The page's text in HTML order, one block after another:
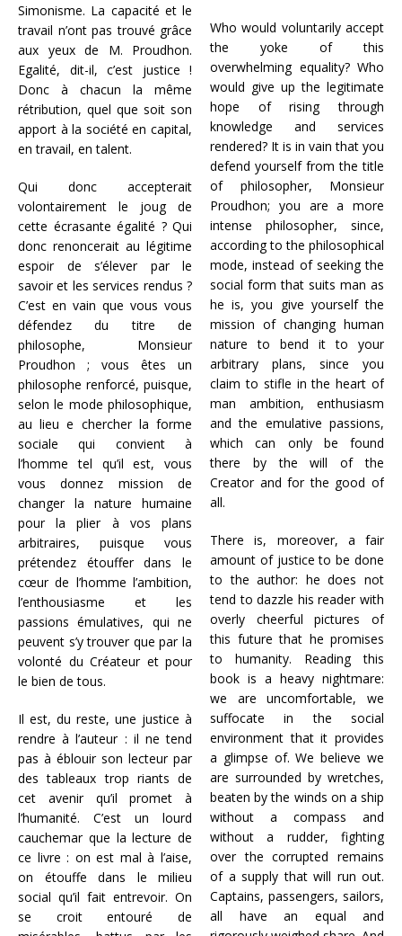
Simonisme. La capacité et le
travail n’ont pas trouvé grâce
aux yeux de M. Proudhon.
Egalité, dit-il, c’est justice !
Donc à chacun la même
rétribution, quel que soit son
apport à la société en capital,
en travail, en talent.
Qui donc accepterait
volontairement le joug de
cette écrasante égalité ? Qui
donc renoncerait au légitime
espoir de s’élever par le
savoir et les services rendus ?
C’est en vain que vous vous
défendez du titre de
philosophe, Monsieur
Proudhon ; vous êtes un
philosophe renforcé, puisque,
selon le mode philosophique,
au lieu e chercher la forme
sociale qui convient à
l’homme tel qu’il est, vous
vous donnez mission de
changer la nature humaine
pour la plier à vos plans
arbitraires, puisque vous
prétendez étouffer dans le
cœur de l’homme l’ambition,
l’enthousiasme et les
passions émulatives, qui ne
peuvent s’y trouver que par la
volonté du Créateur et pour
le bien de tous.
Il est, du reste, une justice à
rendre à l’auteur : il ne tend
pas à éblouir son lecteur par
des tableaux trop riants de
cet avenir qu’il promet à
l’humanité. C’est un lourd
cauchemar que la lecture de
ce livre : on est mal à l’aise,
on étouffe dans le milieu
social qu’il fait entrevoir. On
se croit entouré de
Who would voluntarily accept
the yoke of this
overwhelming equality? Who
would give up the legitimate
hope of rising through
knowledge and services
rendered? It is in vain that you
defend yourself from the title
of philosopher, Monsieur
Proudhon; you are a more
intense philosopher, since,
according to the philosophical
mode, instead of seeking the
social form that suits man as
he is, you give yourself the
mission of changing human
nature to bend it to your
arbitrary plans, since you
claim to stifle in the heart of
man ambition, enthusiasm
and the emulative passions,
which can only be found
there by the will of the
Creator and for the good of
all.
There is, moreover, a fair
amount of justice to be done
to the author: he does not
tend to dazzle his reader with
overly cheerful pictures of
this future that he promises
to humanity. Reading this
book is a heavy nightmare:
we are uncomfortable, we
suffocate in the social
environment that it provides
a glimpse of. We believe we
are surrounded by wretches,
beaten by the winds on a ship
without a compass and
without a rudder, fighting
over the corrupted remains
of a supply that will run out.
Captains, passengers, sailors,
all have an equal and